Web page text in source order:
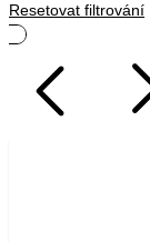
Resetovat filtrování